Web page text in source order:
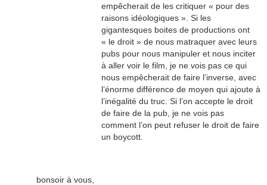
empêcherait de les critiquer « pour des
raisons idéologiques ». Si les
gigantesques boites de productions ont
« le droit » de nous matraquer avec leurs
pubs pour nous manipuler et nous inciter
à aller voir le film, je ne vois pas ce qui
nous empêcherait de faire l’inverse, avec
l’énorme différence de moyen qui ajoute à
l’inégalité du truc. Si l’on accepte le droit
de faire de la pub, je ne vois pas
comment l’on peut refuser le droit de faire
un boycott.
bonsoir à vous,